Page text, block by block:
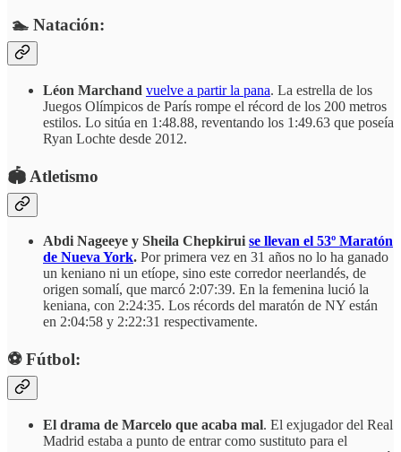
🏊 Natación:
Léon Marchand vuelve a partir la pana. La estrella de los
Juegos Olímpicos de París rompe el récord de los 200 metros
estilos. Lo sitúa en 1:48.88, reventando los 1:49.63 que poseía
Ryan Lochte desde 2012.
🏟️ Atletismo
Abdi Nageeye y Sheila Chepkirui se llevan el 53º Maratón
de Nueva York. Por primera vez en 31 años no lo ha ganado
un keniano ni un etíope, sino este corredor neerlandés, de
origen somalí, que marcó 2:07:39. En la femenina lució la
keniana, con 2:24:35. Los récords del maratón de NY están
en 2:04:58 y 2:22:31 respectivamente.
⚽️ Fútbol:
El drama de Marcelo que acaba mal. El exjugador del Real
Madrid estaba a punto de entrar como sustituto para el